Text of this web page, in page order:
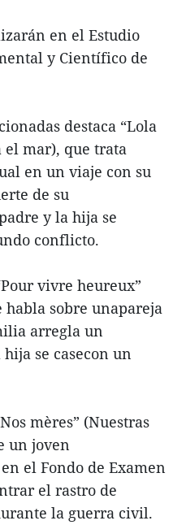
en el Estudio
y Científico de
destaca “Lola
el mar), que trata
en un viaje con su
de su
y la hija se
conflicto.
vivre heureux”
sobre unapareja
arregla un
se casecon un
mères” (Nuestras
un joven
el Fondo de Examen
el rastro de
la guerra civil.